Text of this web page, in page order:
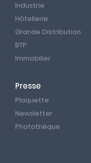
Industrie
Hôtellerie
Grande Distribution
BTP
Immobilier
Presse
Plaquette
Newsletter
Photothèque